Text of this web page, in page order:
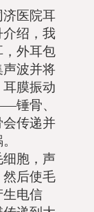
医院耳
绍，我
外耳包
波并将
膜振动
锤骨、
传递并
胞，声
后使毛
生电信